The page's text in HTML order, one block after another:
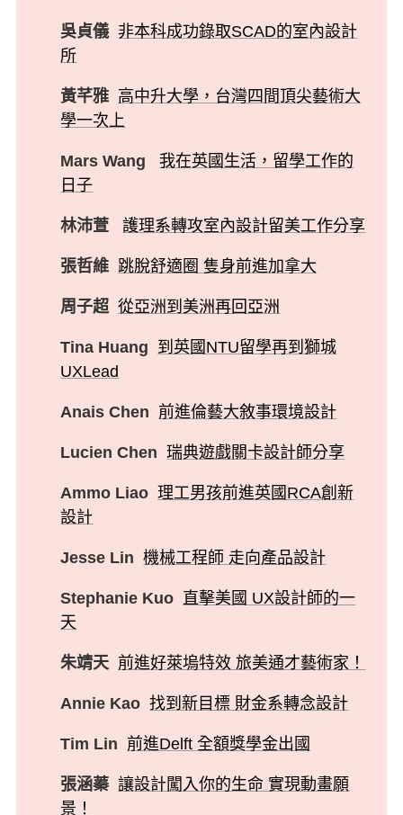
吳貞儀 非本科成功錄取SCAD的室內設計
所
黃芊雅 高中升大學，台灣四間頂尖藝術大
學一次上
Mars Wang
我在英國生活，留學工作的
日子
林沛萱 護理系轉攻室內設計留美工作分享
張哲維 跳脫舒適圈 隻身前進加拿大
周子超 從亞洲到美洲再回亞洲
Tina Huang 到英國NTU留學再到獅城
UXLead
Anais Chen 前進倫藝大敘事環境設計
Lucien Chen 瑞典遊戲關卡設計師分享
Ammo Liao 理工男孩前進英國RCA創新
設計
Jesse Lin 機械工程師 走向產品設計
Stephanie Kuo 直擊美國 UX設計師的一
天
朱靖天 前進好萊塢特效 旅美通才藝術家！
Annie Kao 找到新目標 財金系轉念設計
Tim Lin 前進Delft 全額獎學金出國
張涵蓁 讓設計闖入你的生命 實現動畫願
景！